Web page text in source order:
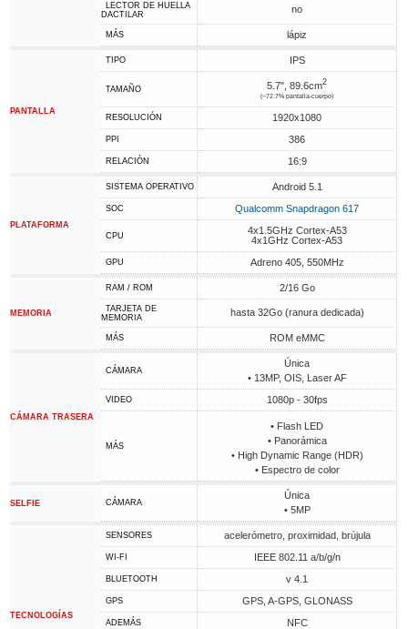
LECTOR DE HUELLA
DACTILAR
no
MÁS lápiz
PANTALLA
TIPO IPS
TAMAÑO 5.7", 89.6cm2
(~72.7% pantalla-cuerpo)
RESOLUCIÓN 1920x1080
PPI 386
RELACIÓN 16:9
PLATAFORMA
SISTEMA OPERATIVO Android 5.1
SOC Qualcomm Snapdragon 617
CPU
4x1.5GHz Cortex-A53
4x1GHz Cortex-A53
GPU Adreno 405, 550MHz
MEMORIA
RAM / ROM 2/16 Go
TARJETA DE
MEMORIA
hasta 32Go (ranura dedicada)
MÁS ROM eMMC
CÁMARA TRASERA
CÁMARA
Única
• 13MP, OIS, Laser AF
VIDEO 1080p - 30fps
MÁS
• Flash LED
• Panorámica
• High Dynamic Range (HDR)
• Espectro de color
SELFIE CÁMARA
Única
• 5MP
TECNOLOGÍAS
SENSORES acelerómetro, proximidad, brújula
WI-FI IEEE 802.11 a/b/g/n
BLUETOOTH v 4.1
GPS GPS, A-GPS, GLONASS
ADEMÁS
NFC